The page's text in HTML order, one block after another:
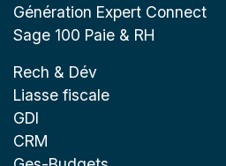
Génération Expert Connect
Sage 100 Paie & RH
Rech & Dév
Liasse fiscale
GDI
CRM